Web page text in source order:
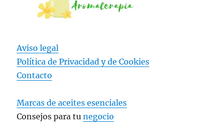
Aviso legal
Política de Privacidad yde Cookies
Contacto
Marcas de aceites esenciales
Consejos para tunegocio